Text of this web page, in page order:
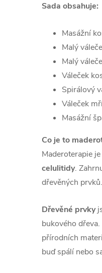
Sada obsahuje:
Masážní
Malý
Malý
Váleček
Spirálový
Váleček
Masážní
Co je to
Maderoterapie
celulitidy.
dřevěných prvků.
Dřevěné prvky
bukového
přírodních
buď spálí nebo